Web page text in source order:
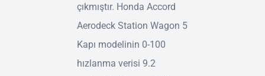
çıkmıştır. Honda Accord
Aerodeck Station Wagon 5
Kapı modelinin 0-100
hızlanma verisi 9.2